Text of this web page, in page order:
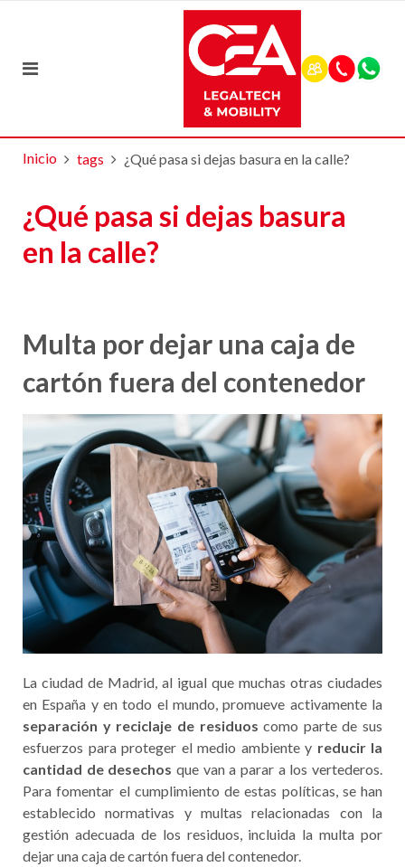
Inicio tags ¿Qué pasa si dejas basura en la calle?
¿Qué pasa si dejas basura
en la calle?
Multa por dejar una caja de
cartón fuera del contenedor
La ciudad de Madrid, al igual que muchas otras ciudades
en España y en todo el mundo, promueve activamente la
separación y reciclaje de residuos como parte de sus
esfuerzos para proteger el medio ambiente y reducir la
cantidad de desechos que van a parar a los vertederos.
Para fomentar el cumplimiento de estas políticas, se han
establecido normativas y multas relacionadas con la
gestión adecuada de los residuos, incluida la multa por
dejar una caja de cartón fuera del contenedor.